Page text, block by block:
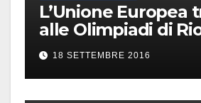
L’Unione Europea
alle Olimpiadi di
18 SETTEMBRE 2016